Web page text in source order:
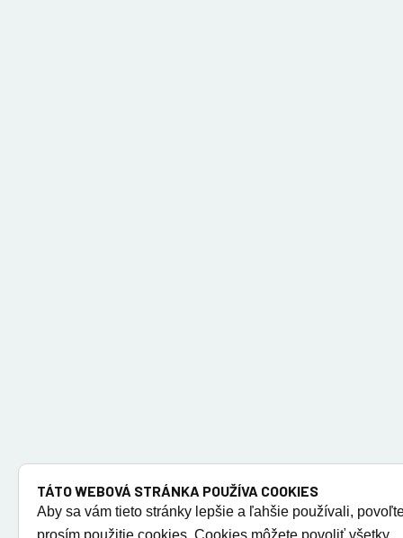
TÁTO WEBOVÁ STRÁNKA POUŽÍVA COOKIES
Aby sa vám tieto stránky lepšie a ľahšie používali,
prosím použitie cookies. Cookies môžete povoliť všetky,